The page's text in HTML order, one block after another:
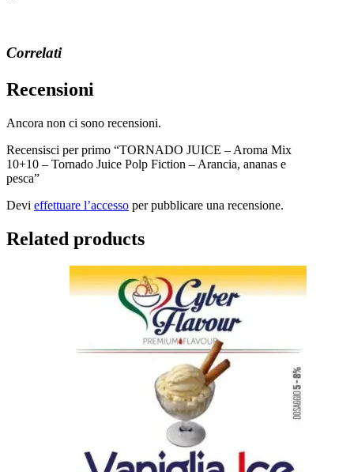
Correlati
Recensioni
Ancora non ci sono recensioni.
Recensisci per primo “TORNADO JUICE – Aroma Mix
10+10 – Tornado Juice Polp Fiction – Arancia, ananas e
pesca”
Devi effettuare l’accesso per pubblicare una recensione.
Related products